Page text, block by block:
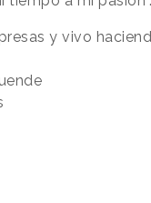
y vivo